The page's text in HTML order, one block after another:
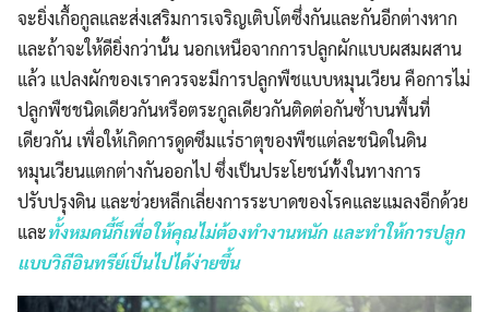
จะยิ่งเกื้อกูลและส่งเสริมการเจริญเติบโตซึ่งกันและกันอีกต่างหาก
และถ้าจะให้ดียิ่งกว่านั้น นอกเหนือจากการปลูกผักแบบผสมผสาน
แล้ว แปลงผักของเราควรจะมีการปลูกพืชแบบหมุนเวียน คือการไม่
ปลูกพืชชนิดเดียวกันหรือตระกูลเดียวกันติดต่อกันซ้ำบนพื้นที่
เดียวกัน เพื่อให้เกิดการดูดซึมแร่ธาตุของพืชแต่ละชนิดในดิน
หมุนเวียนแตกต่างกันออกไป ซึ่งเป็นประโยชน์ทั้งในทางการ
ปรับปรุงดิน และช่วยหลีกเลี่ยงการระบาดของโรคและแมลงอีกด้วย
และทั้งหมดนี้ก็เพื่อให้คุณไม่ต้องทำงานหนัก และทำให้การปลูก
แบบวิถีอินทรีย์เป็นไปได้ง่ายขึ้น